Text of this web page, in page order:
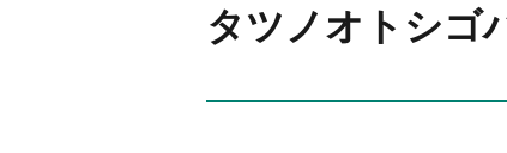
タツノオトシゴ